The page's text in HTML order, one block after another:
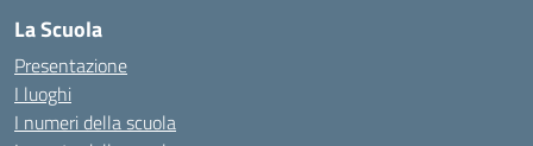
La Scuola
Presentazione
I luoghi
I numeri della scuola